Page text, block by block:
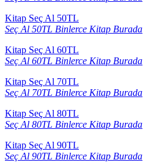
Kitap Seç Al 50TL
Seç Al 50TL Binlerce Kitap Burada
Kitap Seç Al 60TL
Seç Al 60TL Binlerce Kitap Burada
Kitap Seç Al 70TL
Seç Al 70TL Binlerce Kitap Burada
Kitap Seç Al 80TL
Seç Al 80TL Binlerce Kitap Burada
Kitap Seç Al 90TL
Seç Al 90TL Binlerce Kitap Burada